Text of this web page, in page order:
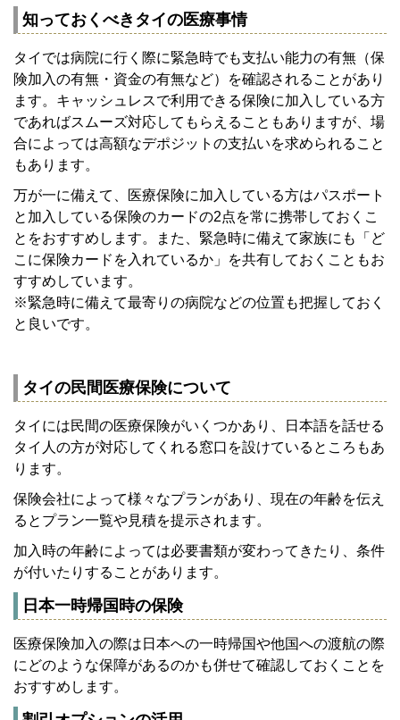
知っておくべきタイの医療事情
タイでは病院に行く際に緊急時でも支払い能力の有無（保
険加入の有無・資金の有無など）を確認されることがあり
ます。キャッシュレスで利用できる保険に加入している方
であればスムーズ対応してもらえることもありますが、場
合によっては高額なデポジットの支払いを求められること
もあります。
万が一に備えて、医療保険に加入している方はパスポート
と加入している保険のカードの2点を常に携帯しておくこ
とをおすすめします。また、緊急時に備えて家族にも「ど
こに保険カードを入れているか」を共有しておくこともお
すすめしています。
※緊急時に備えて最寄りの病院などの位置も把握しておく
と良いです。
タイの民間医療保険について
タイには民間の医療保険がいくつかあり、日本語を話せる
タイ人の方が対応してくれる窓口を設けているところもあ
ります。
保険会社によって様々なプランがあり、現在の年齢を伝え
るとプラン一覧や見積を提示されます。
加入時の年齢によっては必要書類が変わってきたり、条件
が付いたりすることがあります。
日本一時帰国時の保険
医療保険加入の際は日本への一時帰国や他国への渡航の際
にどのような保障があるのかも併せて確認しておくことを
おすすめします。